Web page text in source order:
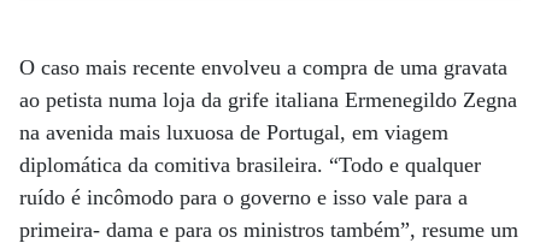
O caso mais recente envolveu a compra de uma gravata
ao petista numa loja da grife italiana Ermenegildo Zegna
na avenida mais luxuosa de Portugal, em viagem
diplomática da comitiva brasileira. “Todo e qualquer
ruído é incômodo para o governo e isso vale para a
primeira- dama e para os ministros também”, resume um